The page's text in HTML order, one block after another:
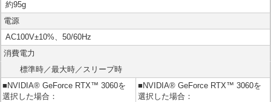
約95g
電源
AC100V±10%、50/60Hz
消費電力
標準時／最大時／スリープ時
■NVIDIA® GeForce RTX™ 3060を
選択した場合：
■NVIDIA® GeForce RTX™ 3060を
選択した場合：